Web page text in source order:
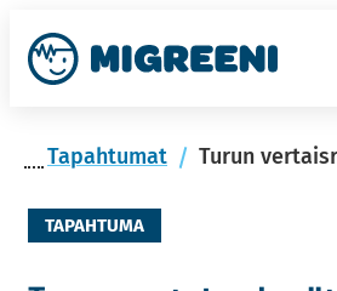
ry
si­
töön
Etusi­
vu
Ta­pah­tu­mat Turun
TAPAHTUMA